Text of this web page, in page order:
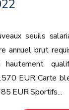
seuils
annuel brut
EUR Carte
EUR Sportifs...